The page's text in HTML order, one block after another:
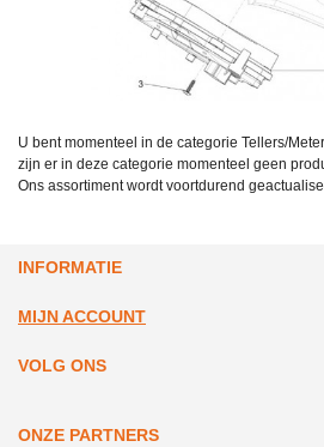
U bent momenteel in de categorie Tellers/
zijn er in deze categorie momenteel geen
Ons assortiment wordt voortdurend
INFORMATIE
MIJN ACCOUNT
VOLG ONS
ONZE PARTNERS